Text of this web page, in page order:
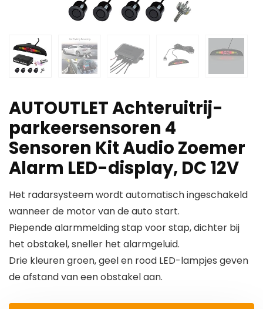
AUTOUTLET Achteruitrij-
parkeersensoren 4
Sensoren Kit Audio Zoemer
Alarm LED-display, DC 12V
Het radarsysteem wordt automatisch ingeschakeld
wanneer de motor van de auto start.
Piepende alarmmelding stap voor stap, dichter bij
het obstakel, sneller het alarmgeluid.
Drie kleuren groen, geel en rood LED-lampjes geven
de afstand van een obstakel aan.